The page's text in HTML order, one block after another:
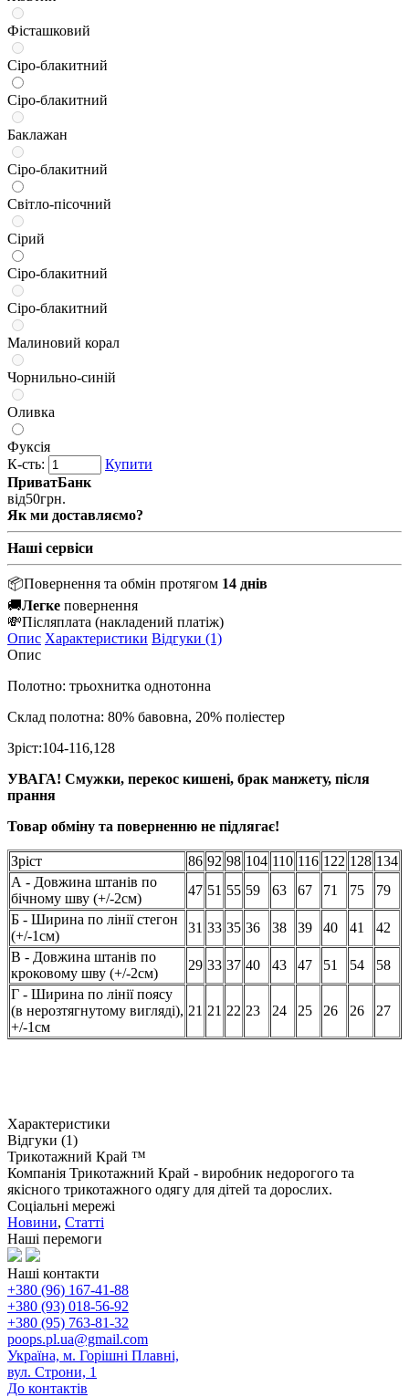
Фісташковий
Сіро-блакитний
Сіро-блакитний
Баклажан
Сіро-блакитний
Світло-пісочний
Сірий
Сіро-блакитний
Сіро-блакитний
Малиновий корал
Чорнильно-синій
Оливка
Фуксія
К-сть:
Купити
ПриватБанк
від50грн.
Як ми доставляємо?
Наші сервіси
📦Повернення та обмін протягом 14 днів
🚚Легке повернення
💸Післяплата (накладений платіж)
Опис Характеристики Відгуки (1)
Опис
Полотно: трьохнитка однотонна
Склад полотна: 80% бавовна, 20% поліестер
Зріст:104-116,128
УВАГА! Смужки, перекос кишені, брак манжету, після
прання
Товар обміну та поверненню не підлягає!
Зріст 86 92 98 104 110 116 122 128 134
А - Довжина штанів по
бічному шву (+/-2см)
47 51 55 59 63 67 71 75
79
Б - Ширина по лінії стегон
(+/-1см)
31 33 35 36 38 39 40 41
42
В - Довжина штанів по
кроковому шву (+/-2см)
29 33 37 40 43 47 51 54
58
Г - Ширина по лінії поясу
(в нерозтягнутому вигляді),
+/-1см
21 21 22 23 24 25 26 26 27
Характеристики
Відгуки (1)
Трикотажний Край ™
Компанія Трикотажний Край - виробник недорогого та
якісного трикотажного одягу для дітей та дорослих.
Соціальні мережі
Новини, Статті
Наші перемоги
Наші контакти
+380 (96) 167-41-88
+380 (93) 018-56-92
+380 (95) 763-81-32
poops.pl.ua@gmail.com
Україна, м. Горішні Плавні,
вул. Строни, 1
До контактів